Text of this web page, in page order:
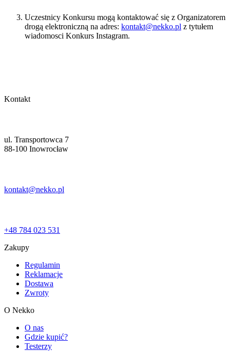
Uczestnicy Konkursu mogą kontaktować się z Organizatorem
drogą elektroniczną na adres: kontakt@nekko.pl z tytułem
wiadomosci Konkurs Instagram.
Kontakt
ul. Transportowca 7
88-100 Inowrocław
kontakt@nekko.pl
+48 784 023 531
Zakupy
Regulamin
Reklamacje
Dostawa
Zwroty
O Nekko
O nas
Gdzie kupić?
Testerzy